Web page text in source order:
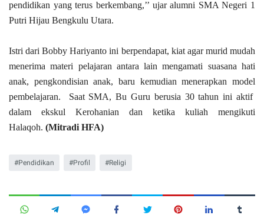
pendidikan yang terus berkembang,’’ ujar alumni SMA Negeri 1
Putri Hijau Bengkulu Utara.
Istri dari Bobby Hariyanto ini berpendapat, kiat agar murid mudah
menerima materi pelajaran antara lain mengamati suasana hati
anak, pengkondisian anak, baru kemudian menerapkan model
pembelajaran. Saat SMA, Bu Guru berusia 30 tahun ini aktif
dalam ekskul Kerohanian dan ketika kuliah mengikuti
Halaqoh. (Mitradi HFA)
Pendidikan Profil Religi